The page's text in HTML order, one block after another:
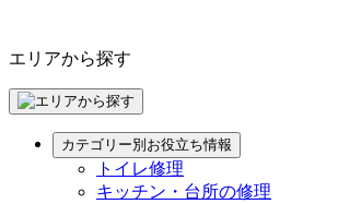
エリアから探す
カテゴリー別お役立ち情報
トイレ修理
キッチン・台所の修理